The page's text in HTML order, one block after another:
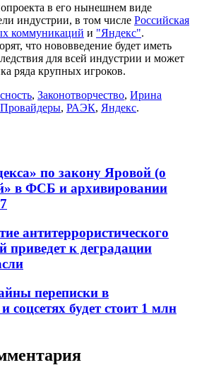
в его нынешнем виде
индустрии, в том числе Российская
коммуникаций и "Яндекс".
что нововведение будет иметь
для всей индустрии и может
ряда крупных игроков.
, Законотворчество, Ирина
Провайдеры, РАЭК, Яндекс.
по закону Яровой (о
в ФСБ и архивировании
антитеррористического
приведет к деградации
переписки в
соцсетях будет стоит 1 млн